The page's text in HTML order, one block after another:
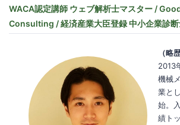
WACA認定講師 ウェブ解析士マスター /
Consulting / 経済産業大臣登録 中小企業診
（略
2013
機械
業と
始。
績ト